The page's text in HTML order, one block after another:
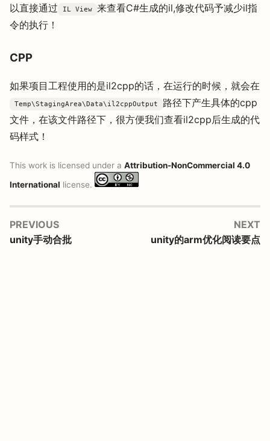
以直接通过
IL View
来查看C#生成的il,修改代码予减少il指
令的执行！
CPP
如果项目工程使用的是il2cpp的话，在运行的时候，就会在
Temp\StagingArea\Data\il2cppOutput
路径下产生具体的cpp
文件，在该文件路径下，很方便我们查看il2cpp后生成的代
码样式！
This work is licensed under a Attribution-NonCommercial 4.0
International license.
PREVIOUS
unity手动合批
NEXT
unity的arm优化阅读要点